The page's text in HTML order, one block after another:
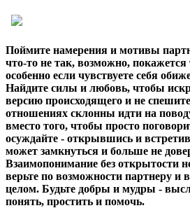
Поймите намерения и мотивы
что-то не так, возможно, покажется
особенно если чувствуете себя
Найдите силы и любовь, чтобы
версию происходящего и не
отношениях склонны идти на
вместо того, чтобы просто
осуждайте - открывшись и
может замкнуться и больше не
Взаимопонимание без открытости
верьте по возможности партнеру
целом. Будьте добры и мудры -
понять, простить и помочь.